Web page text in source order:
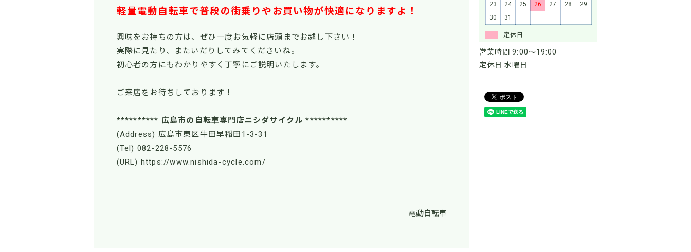
軽量電動自転車で普段の街乗りやお買い物が快適になりますよ！
興味をお持ちの方は、ぜひ一度お気軽に店頭までお越し下さい！
実際に見たり、またいだりしてみてくださいね。
初心者の方にもわかりやすく丁寧にご説明いたします。
ご来店をお待ちしております！
********** 広島市の自転車専門店ニシダサイクル **********
(Address) 広島市東区牛田早稲田1-3-31
(Tel) 082-228-5576
(URL) https://www.nishida-cycle.com/
電動自転車
23
24 25 26 27 28
29
30
31
定休日
営業時間 9:00～19:00
定休日 水曜日